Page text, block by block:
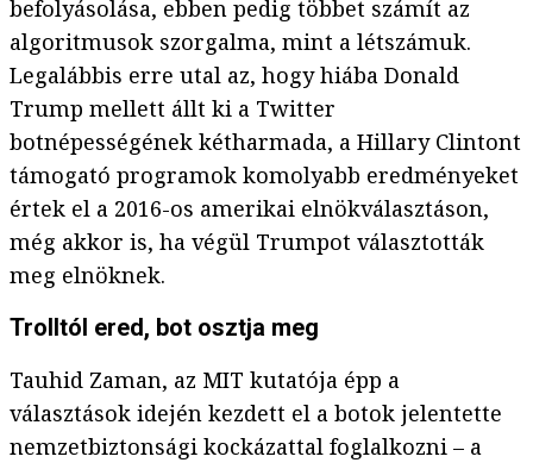
befolyásolása, ebben pedig többet számít az
algoritmusok szorgalma, mint a létszámuk.
Legalábbis erre utal az, hogy hiába Donald
Trump mellett állt ki a Twitter
botnépességének kétharmada, a Hillary Clintont
támogató programok komolyabb eredményeket
értek el a 2016-os amerikai elnökválasztáson,
még akkor is, ha végül Trumpot választották
meg elnöknek.
Trolltól ered, bot osztja meg
Tauhid Zaman, az MIT kutatója épp a
választások idején kezdett el a botok jelentette
nemzetbiztonsági kockázattal foglalkozni – a